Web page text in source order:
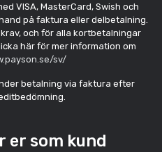
VISA, MasterCard, Swish och
på faktura eller delbetalning.
och för alla kortbetalningar
här för mer information om
sv/
betalning via faktura efter
er som kund